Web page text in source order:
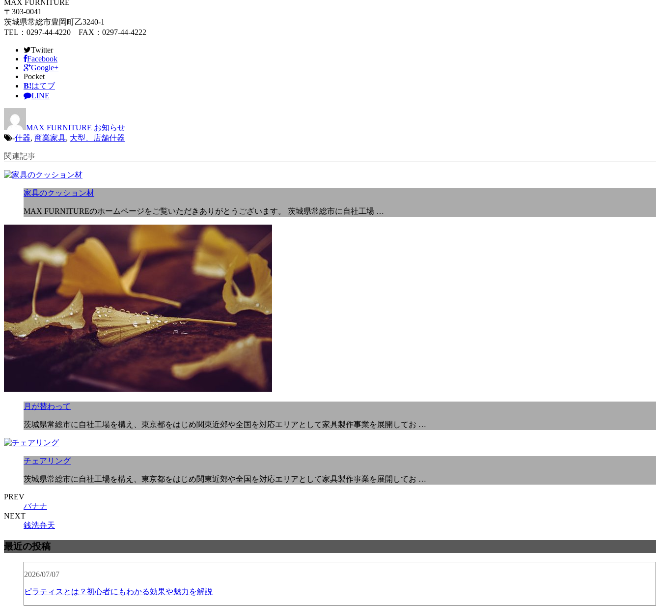
MAX FURNITURE
〒303-0041
茨城県常総市豊岡町乙3240-1
TEL：0297-44-4220 FAX：0297-44-4222
Twitter
Facebook
Google+
Pocket
B!はてブ
LINE
MAX FURNITURE お知らせ
-什器, 商業家具, 大型、店舗什器
関連記事
家具のクッション材
MAX FURNITUREのホームページをご覧いただきありがとうございます。 茨城県常総市に自社工場 …
月が替わって
茨城県常総市に自社工場を構え、東京都をはじめ関東近郊や全国を対応エリアとして家具製作事業を展開してお …
チェアリング
茨城県常総市に自社工場を構え、東京都をはじめ関東近郊や全国を対応エリアとして家具製作事業を展開してお …
PREV
バナナ
NEXT
銭洗弁天
最近の投稿
2026/07/07
ピラティスとは？初心者にもわかる効果や魅力を解説